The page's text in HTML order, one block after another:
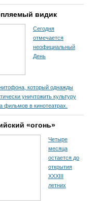
видик
Сегодня
отмечается
неофициальный
День
который однажды
уничтожить культуру
фильмов в кинотеатрах.
«огонь»
Четыре
месяца
остается до
открытия
XXXIII
летних